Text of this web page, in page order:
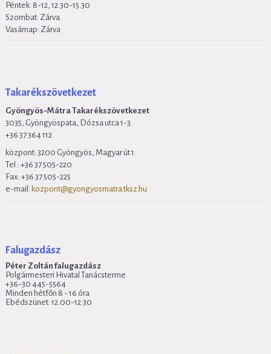
Péntek: 8-12, 12.30-15.30
Szombat: Zárva
Vasárnap: Zárva
Takarékszövetkezet
Gyöngyös-Mátra Takarékszövetkezet
3035, Gyöngyöspata, Dózsa utca 1-3.
+36 37 364 112
központ: 3200 Gyöngyös, Magyar út 1.
Tel.: +36 37 505-220
Fax: +36 37 505-225
e-mail: kozpont@gyongyosmatra.tksz.hu
Falugazdász
Péter Zoltán falugazdász
Polgármesteri Hivatal Tanácsterme
+36-30 445-5564
Minden hétfőn 8 - 16 óra
Ebédszünet: 12.00-12.30